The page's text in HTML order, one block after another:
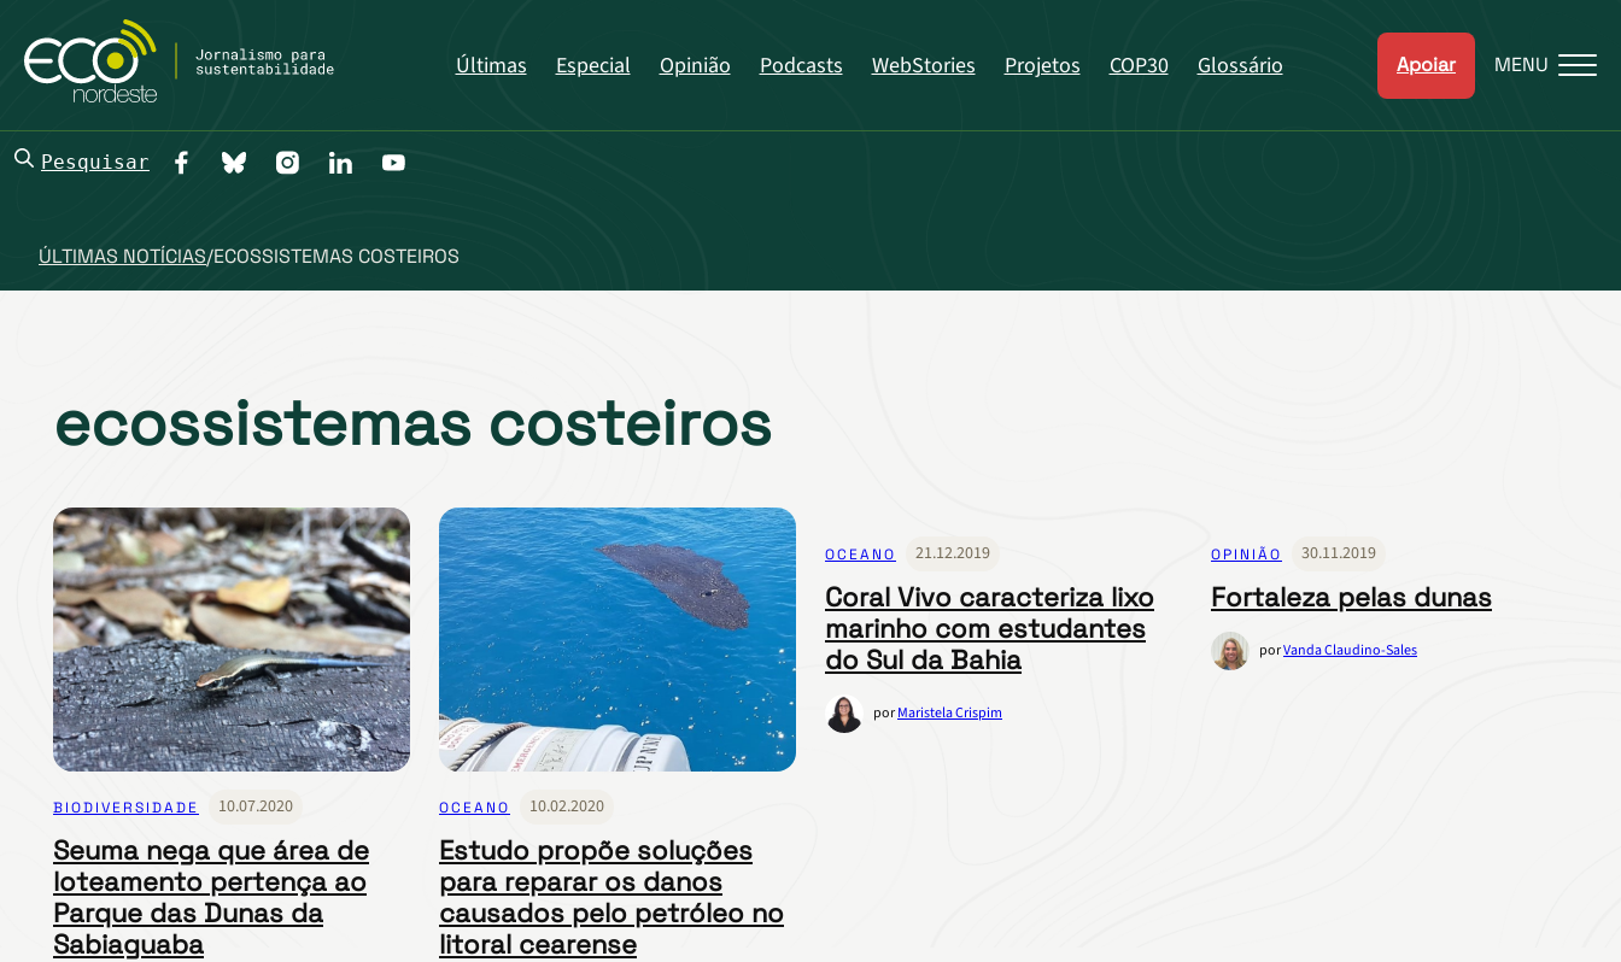
Últimas Especial Opinião Podcasts WebStories Projetos COP30 Glossário Apoiar MENU
Pesquisar
ÚLTIMAS NOTÍCIAS/ECOSSISTEMAS COSTEIROS
ecossistemas costeiros
BIODIVERSIDADE 10.07.2020
Seuma nega que área de
loteamento pertença ao
Parque das Dunas da
Sabiaguaba
OCEANO 10.02.2020
Estudo propõe soluções
para reparar os danos
causados pelo petróleo no
litoral cearense
OCEANO 21.12.2019
Coral Vivo caracteriza lixo
marinho com estudantes
do Sul da Bahia
porMaristela Crispim
OPINIÃO 30.11.2019
Fortaleza pelas dunas
porVanda Claudino-Sales